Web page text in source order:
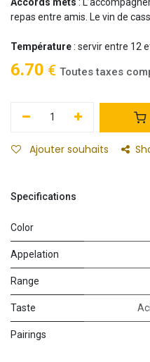
Accords mets :
repas entre amis. Le vin de
Température: servir entre 12
6.70 € Toutes taxes
Ajouter souhaits
Specifications
Color
Appelation
Range
Taste
Pairings